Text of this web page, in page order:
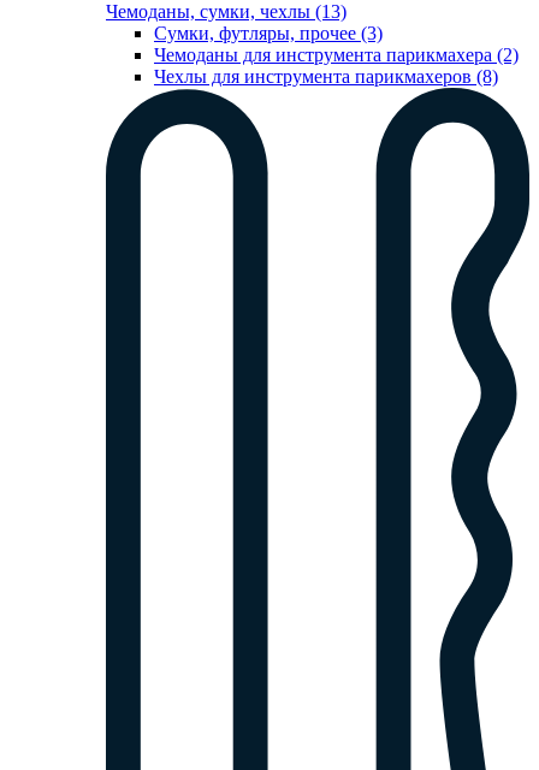
Чемоданы, сумки, чехлы (13)
Сумки, футляры, прочее (3)
Чемоданы для инструмента парикмахера (2)
Чехлы для инструмента парикмахеров (8)